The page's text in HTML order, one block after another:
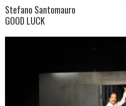
Stefano Santomauro
GOOD LUCK